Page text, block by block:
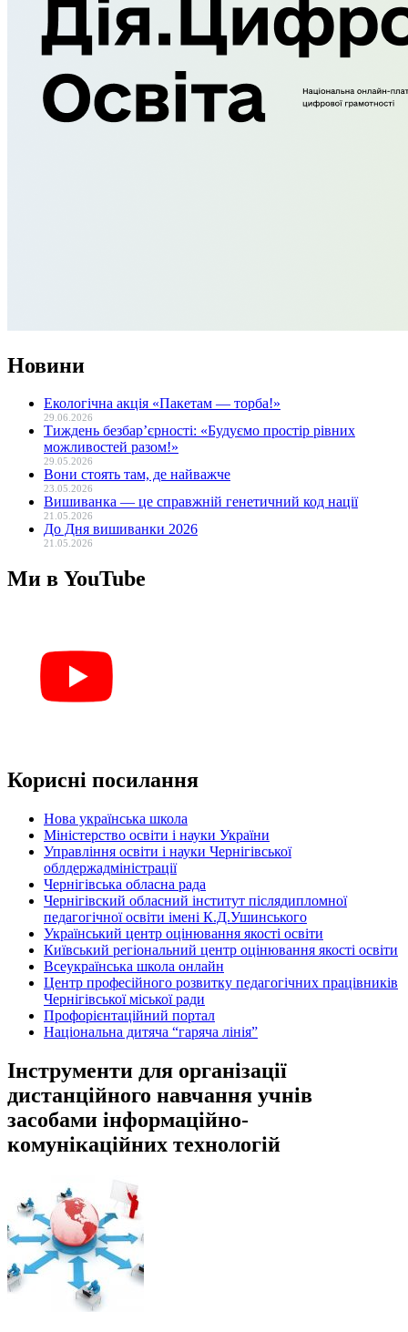
Новини
Екологічна акція «Пакетам — торба!»
29.06.2026
Тиждень безбар’єрності: «Будуємо простір рівних
можливостей разом!»
29.05.2026
Вони стоять там, де найважче
23.05.2026
Вишиванка — це справжній генетичний код нації
21.05.2026
До Дня вишиванки 2026
21.05.2026
Ми в YouTube
Корисні посилання
Нова українська школа
Міністерство освіти і науки України
Управління освіти і науки Чернігівської
облдержадміністрації
Чернігівська обласна рада
Чернігівский обласний інститут післядипломної
педагогічної освіти імені К.Д.Ушинського
Український центр оцінювання якості освіти
Київський регіональний центр оцінювання якості освіти
Всеукраїнська школа онлайн
Центр професійного розвитку педагогічних працівників
Чернігівської міської ради
Профорієнтаційний портал
Національна дитяча “гаряча лінія”
Інструменти для організації
дистанційного навчання учнів
засобами інформаційно-
комунікаційних технологій